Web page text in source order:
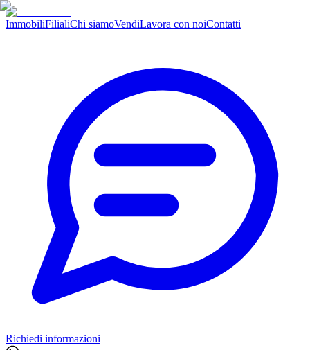
ImmobiliFilialiChi siamoVendiLavora con noiContatti
Richiedi informazioni